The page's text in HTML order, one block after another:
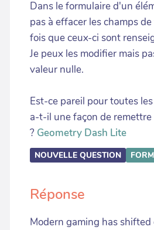
Dans le formulaire d'un
pas à effacer les champs
fois que ceux-ci sont
Je peux les modifier mais
valeur nulle.
Est-ce pareil pour toutes
a-t-il une façon de remettre
? Geometry Dash Lite
NOUVELLE QUESTION
Réponse
Modern gaming has